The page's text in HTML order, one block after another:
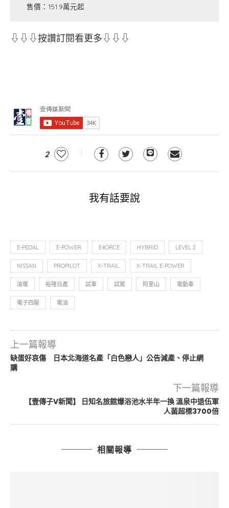
售價：151.9萬元起
⇩⇩⇩按讚訂閱看更多⇩⇩⇩
2
我有話要說
E-PEDAL E-POWER E4ORCE HYBRID LEVEL 2
NISSAN PROPILOT X-TRAIL X-TRAIL E-POWER
油電 裕隆日產 試車 試駕 阿里山 電動車
電子四驅 電油
上一篇報導
缺蛋好哀傷 日本北海道名產「白色戀人」公告減產、停止網
購
下一篇報導
【壹傳子V新聞】 日知名旅館爆浴池水半年一換 溫泉中退伍軍
人菌超標3700倍
相關報導